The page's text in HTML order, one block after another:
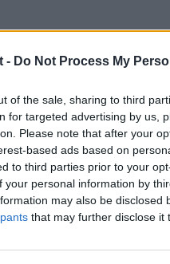
- Do Not Process My
of the sale, sharing to third
for targeted advertising by us,
Please note that after your
based ads based on
to third parties prior to your
personal information by
may also be disclosed
that may further disclose it